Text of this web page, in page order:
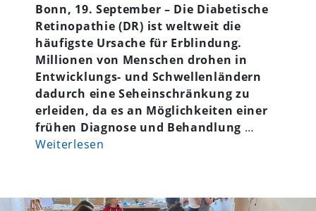
Bonn, 19. September – Die Diabetische
Retinopathie (DR) ist weltweit die
häufigste Ursache für Erblindung.
Millionen von Menschen drohen in
Entwicklungs- und Schwellenländern
dadurch eine Seheinschränkung zu
erleiden, da es an Möglichkeiten einer
frühen Diagnose und Behandlung …
Weiterlesen